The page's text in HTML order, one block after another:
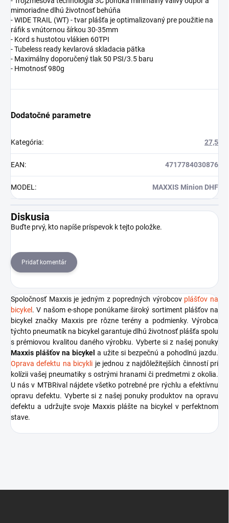
mimoriadne dlhú životnosť behúňa
- WIDE TRAIL (WT) - tvar plášťa je optimalizovaný pre použitie na
ráfik s vnútornou šírkou 30-35mm
- Kord s hustotou vlákien 60TPI
- Tubeless ready kevlarová skladacia pätka
- Maximálny doporučený tlak 50 PSI/3.5 baru
- Hmotnosť 980g
Dodatočné parametre
Kategória: 27,5
EAN: 4717784030876
MODEL: MAXXIS Minion DHF
Diskusia
Buďte prvý, kto napíše príspevok k tejto položke.
Pridať komentár
Spoločnosť Maxxis je jedným z popredných výrobcov plášťov na
bicykel . V našom e-shope ponúkame široký sortiment plášťov na
bicykel značky Maxxis pre rôzne terény a podmienky. Výrobca
týchto pneumatík na bicykel garantuje dlhú životnosť plášťa spolu
s prémiovou kvalitou daného výrobku. Vyberte si z našej ponuky
Maxxis plášťov na bicykel a užite si bezpečnú a pohodlnú jazdu.
Oprava defektu na bicykli je jednou z najdôležitejších činností pri
kolízii vašej pneumatiky s ostrými hranami či predmetmi z okolia.
U nás v MTBRival nájdete všetko potrebné pre rýchlu a efektívnu
opravu defektu. Vyberte si z našej ponuky produktov na opravu
defektu a udržujte svoje Maxxis plášte na bicykel v perfektnom
stave.